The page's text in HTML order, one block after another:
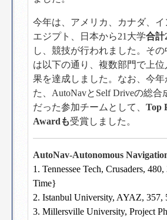
今年は、アメリカ、カナダ、イ
エジプト、日本から21大学合計
し、競技が行われました。そ
は以下の通り、複数部門で上
果を達成しました。なお、今
た、AutoNavとSelf Driveの総合
だった参加チームとして、 Top
Awardも受賞しました。
AutoNav-Autonomous
1. Tennessee Tech, Crusaders,
Time}
2. Istanbul University, AYAZ, 357,
3. Millersville University, Project